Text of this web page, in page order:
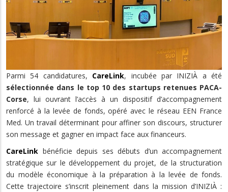
Parmi 54 candidatures, CareLink, incubée par INIZIÀ a été
sélectionnée dans le top 10 des startups retenues PACA-
Corse, lui ouvrant l’accès à un dispositif d’accompagnement
renforcé à la levée de fonds, opéré avec le réseau EEN France
Med. Un travail déterminant pour affiner son discours, structurer
son message et gagner en impact face aux financeurs.
CareLink bénéficie depuis ses débuts d’un accompagnement
stratégique sur le développement du projet, de la structuration
du modèle économique à la préparation à la levée de fonds.
Cette trajectoire s’inscrit pleinement dans la mission d’INIZIÀ :